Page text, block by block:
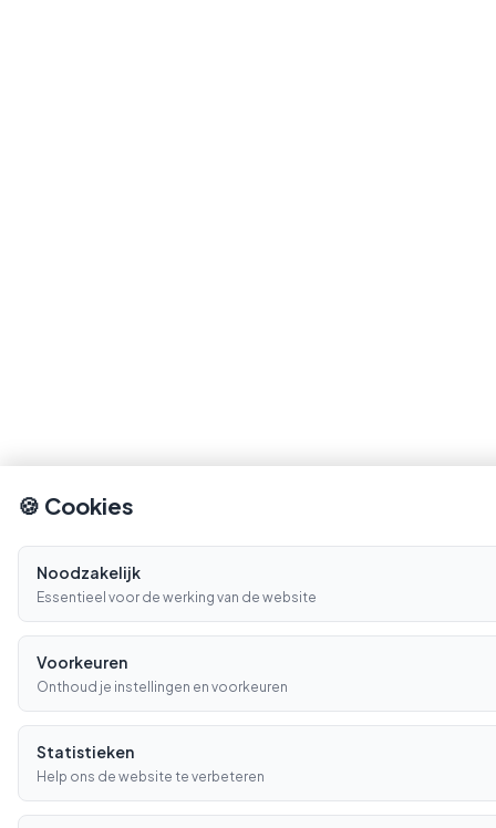
🍪 Cookies
Noodzakelijk
Essentieel voor de werking van de website
Voorkeuren
Onthoud je instellingen en voorkeuren
Statistieken
Help ons de website te verbeteren